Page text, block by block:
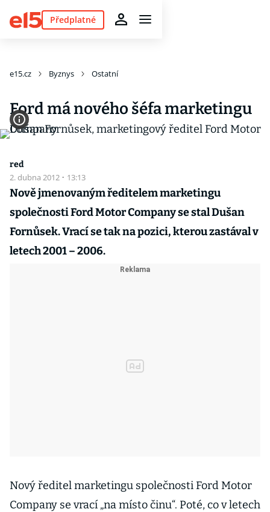
Předplatné
e15.cz Byznys Ostatní
Ford má nového šéfa marketingu
red
2. dubna 2012 · 13:13
Nově jmenovaným ředitelem marketingu
společnosti Ford Motor Company se stal Dušan
Fornůsek. Vrací se tak na pozici, kterou zastával v
letech 2001 – 2006.
Nový ředitel marketingu společnosti Ford Motor
Company se vrací „na místo činu“. Poté, co v letech